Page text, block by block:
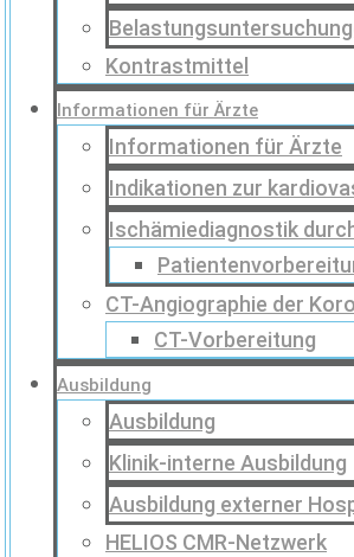
Kontrastmittel
Informationen für Ärzte
Informationen für Ärzte
Indikationen zur
Ischämiediagnostik
CT-Angiographie der
CT-Vorbereitung
Ausbildung
Ausbildung
Klinik-interne Ausbildung
Ausbildung externer
HELIOS CMR-Netzwerk